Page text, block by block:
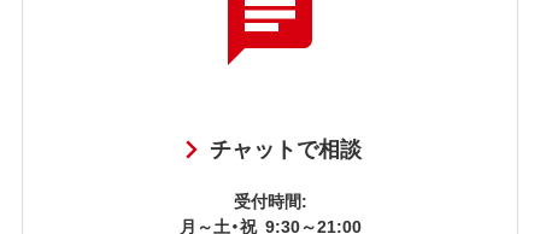
チャットで相談
受付時間:
月～土・祝 9:30～21:00